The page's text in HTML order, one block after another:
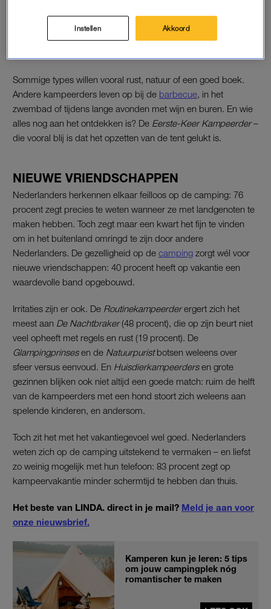
kampeerder komt in alle soorten. Vacansoleil onderscheidt
twaalf typen. De één gaat elk jaar naar hetzelfde veldje, de
Sommige types willen vooral rust, natuur of een goed boek.
Andere kampeerders leven op bij de barbecue, in het
zwembad of tijdens lange avonden met wijn en buren. En wie
alles nog aan het ontdekken is? De Eerste-Keer Kampeerder–
die vooral blij is dat het opzetten van de tent gelukt is.
NIEUWE VRIENDSCHAPPEN
Nederlanders herkennen elkaar feilloos op de camping: 76
procent zegt precies te weten wanneer ze met landgenoten te
maken hebben. Toch zegt maar een kwart het fijn te vinden
om in het buitenland omringd te zijn door andere
Nederlanders. De gezelligheid op de camping zorgt wél voor
nieuwe vriendschappen: 40 procent heeft op vakantie een
waardevolle band opgebouwd.
Irritaties zijn er ook. De Routinekampeerderergert zich het
meest aan De Nachtbraker(48 procent), die op zijn beurt niet
veel opheeft met regels en rust (19 procent). De
Glampingprinsesen de Natuurpuristbotsen weleens over
sfeer versus eenvoud. En Huisdierkampeerdersen grote
gezinnen blijken ook niet altijd een goede match: ruim de helft
van de kampeerders met een hond stoort zich weleens aan
spelende kinderen, en andersom.
Toch zit het met het vakantiegevoel wel goed. Nederlanders
weten zich op de camping uitstekend te vermaken – en liefst
zo weinig mogelijk met hun telefoon: 83 procent zegt op
kampeervakantie minder schermtijd te hebben dan thuis.
Het beste van LINDA. direct in je mail? Meld je aan voor
onze nieuwsbrief.
Kamperen kun je leren: 5 tips
om jouw campingplek nóg
romantischer te maken
Instellen Akkoord